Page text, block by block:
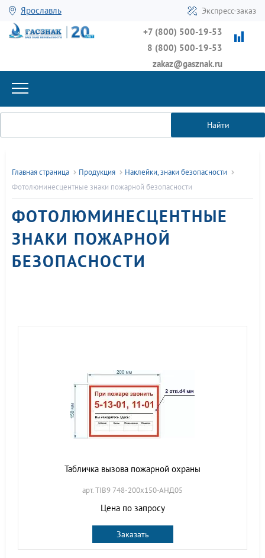
Ярославль Экспресс-заказ
+7 (800) 500-19-53
8 (800) 500-19-53
zakaz@gasznak.ru
Найти
Главная страница Продукция
Наклейки, знаки безопасности
Фотолюминесцентные знаки пожарной безопасности
ФОТОЛЮМИНЕСЦЕНТНЫЕ
ЗНАКИ ПОЖАРНОЙ
БЕЗОПАСНОСТИ
Табличка вызова пожарной охраны
арт. TIB9 748-200х150-АНД05
Цена по запросу
Заказать